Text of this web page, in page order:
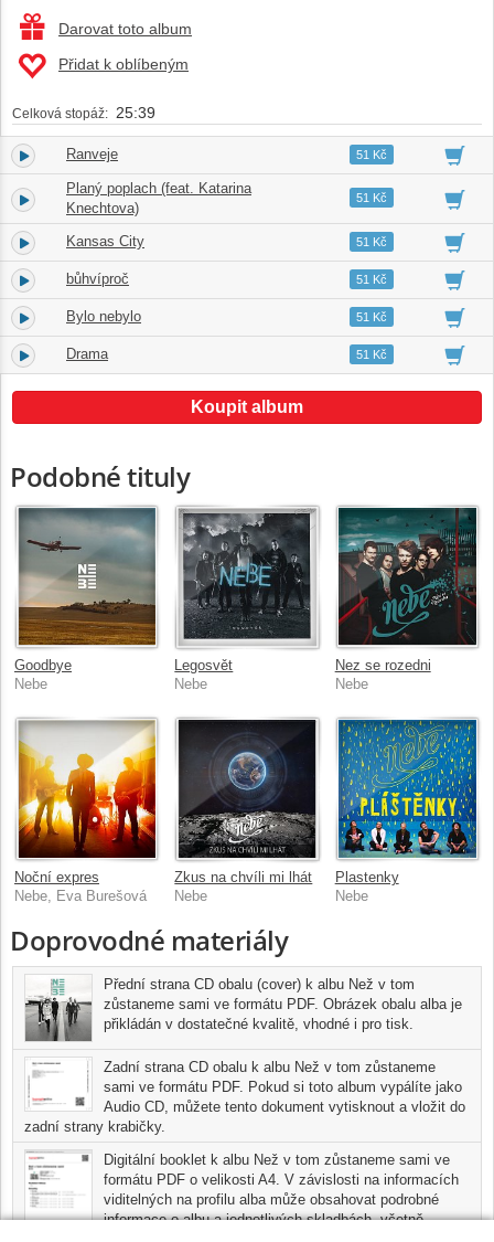
Darovat toto album
Přidat k oblíbeným
Celková stopáž: 25:39
1. Ranveje 04:3451 Kč
2.
Planý poplach (feat. Katarina
Knechtova)
04:4051 Kč
3. Kansas City 03:5551 Kč
4. bůhvíproč 03:5151 Kč
5. Bylo nebylo 03:2251 Kč
6. Drama 05:1751 Kč
Koupit album
Podobné tituly
Goodbye
Nebe
Legosvět
Nebe
Nez se rozedni
Nebe
Noční expres
Nebe, Eva Burešová
Zkus na chvíli mi lhát
Nebe
Plastenky
Nebe
Doprovodné materiály
Přední strana CD obalu (cover) k albu Než v tom
zůstaneme sami ve formátu PDF. Obrázek obalu alba je
přikládán v dostatečné kvalitě, vhodné i pro tisk.
Zadní strana CD obalu k albu Než v tom zůstaneme
sami ve formátu PDF. Pokud si toto album vypálíte jako
Audio CD, můžete tento dokument vytisknout a vložit do
zadní strany krabičky.
Digitální booklet k albu Než v tom zůstaneme sami ve
formátu PDF o velikosti A4. V závislosti na informacích
viditelných na profilu alba může obsahovat podrobné
informace o albu a jednotlivých skladbách, včetně